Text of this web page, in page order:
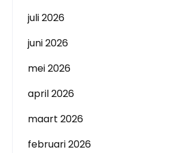
juli 2026
juni 2026
mei 2026
april 2026
maart 2026
februari 2026